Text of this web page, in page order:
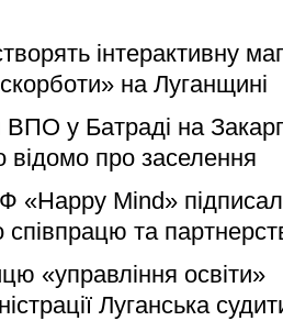
інтерактивну
на Луганщині
у Батраді на
про заселення
«Happy Mind»
та
«управління освіти»
Луганська